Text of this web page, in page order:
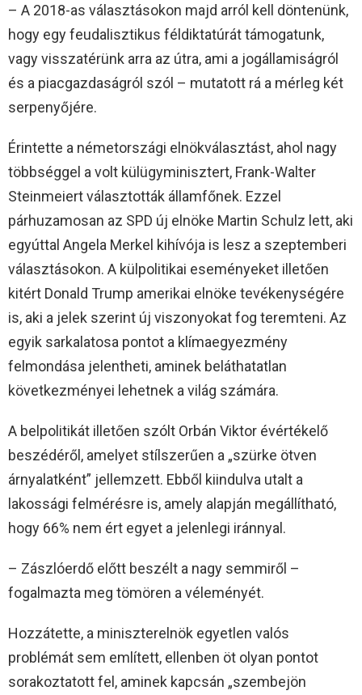
– A 2018-as választásokon majd arról kell döntenünk,
hogy egy feudalisztikus féldiktatúrát támogatunk,
vagy visszatérünk arra az útra, ami a jogállamiságról
és a piacgazdaságról szól – mutatott rá a mérleg két
serpenyőjére.
Érintette a németországi elnökválasztást, ahol nagy
többséggel a volt külügyminisztert, Frank-Walter
Steinmeiert választották államfőnek. Ezzel
párhuzamosan az SPD új elnöke Martin Schulz lett, aki
egyúttal Angela Merkel kihívója is lesz a szeptemberi
választásokon. A külpolitikai eseményeket illetően
kitért Donald Trump amerikai elnöke tevékenységére
is, aki a jelek szerint új viszonyokat fog teremteni. Az
egyik sarkalatosa pontot a klímaegyezmény
felmondása jelentheti, aminek beláthatatlan
következményei lehetnek a világ számára.
A belpolitikát illetően szólt Orbán Viktor évértékelő
beszédéről, amelyet stílszerűen a „szürke ötven
árnyalatként” jellemzett. Ebből kiindulva utalt a
lakossági felmérésre is, amely alapján megállítható,
hogy 66% nem ért egyet a jelenlegi iránnyal.
– Zászlóerdő előtt beszélt a nagy semmiről –
fogalmazta meg tömören a véleményét.
Hozzátette, a miniszterelnök egyetlen valós
problémát sem említett, ellenben öt olyan pontot
sorakoztatott fel, aminek kapcsán „szembejön